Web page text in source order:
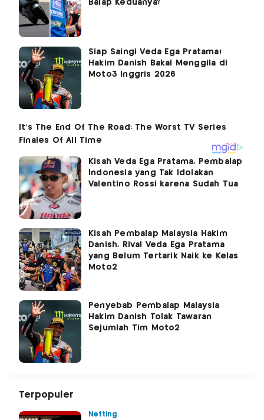
Balap Keduanya?
Siap Saingi Veda Ega Pratama!
Hakim Danish Bakal Menggila di
Moto3 Inggris 2026
Kisah Veda Ega Pratama, Pembalap
Indonesia yang Tak Idolakan
Valentino Rossi karena Sudah Tua
Kisah Pembalap Malaysia Hakim
Danish, Rival Veda Ega Pratama
yang Belum Tertarik Naik ke Kelas
Moto2
Penyebab Pembalap Malaysia
Hakim Danish Tolak Tawaran
Sejumlah Tim Moto2
Terpopuler
Netting